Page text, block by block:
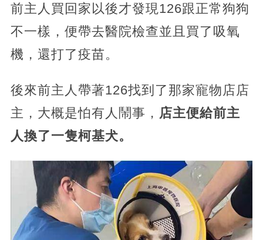
前主人買回家以後才發現126跟正常狗狗
不一樣，便帶去醫院檢查並且買了吸氧
機，還打了疫苗。
後來前主人帶著126找到了那家寵物店店
主，大概是怕有人鬧事， 店主便給前主
人換了一隻柯基犬。